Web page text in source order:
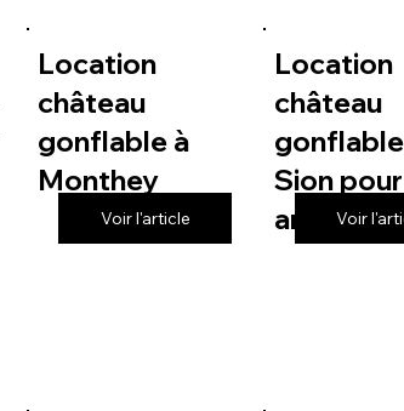
Location
château
gonflable à
Monthey
Voir l'article
Location
château
Sion pour
Voir